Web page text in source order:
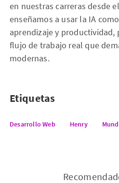
en nuestras carreras desde
enseñamos a usar la IA
aprendizaje y productividad,
flujo de trabajo real que
modernas.
Etiquetas
Desarrollo Web Henry